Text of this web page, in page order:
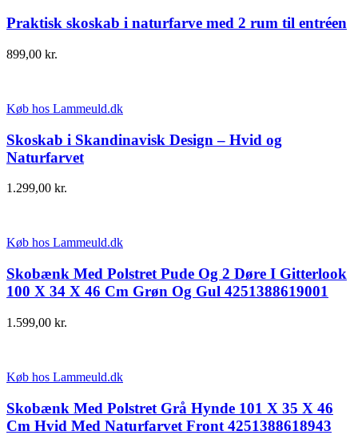
Praktisk skoskab i naturfarve med 2 rum til entréen
899,00 kr.
Køb hos Lammeuld.dk
Skoskab i Skandinavisk Design – Hvid og
Naturfarvet
1.299,00 kr.
Køb hos Lammeuld.dk
Skobænk Med Polstret Pude Og 2 Døre I Gitterlook
100 X 34 X 46 Cm Grøn Og Gul 4251388619001
1.599,00 kr.
Køb hos Lammeuld.dk
Skobænk Med Polstret Grå Hynde 101 X 35 X 46
Cm Hvid Med Naturfarvet Front 4251388618943